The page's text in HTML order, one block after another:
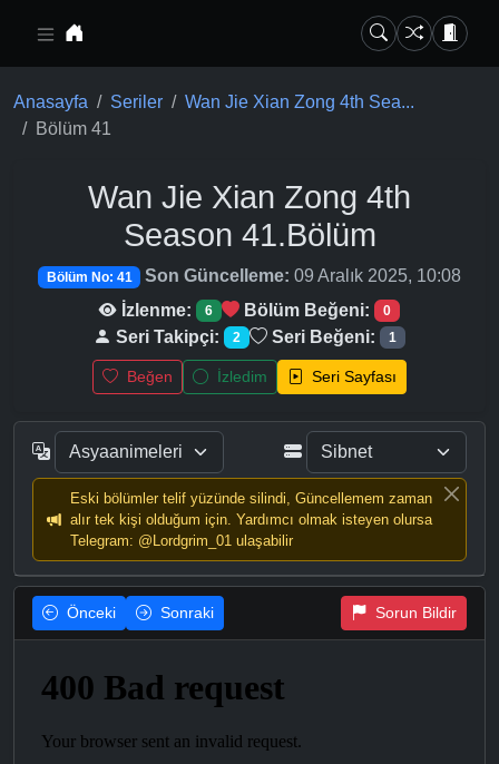
Anasayfa Seriler
Wan Jie Xian Zong 4th Sea...
Bölüm 41
Wan Jie Xian Zong 4th
Season 41.Bölüm
Bölüm No: 41 Son Güncelleme: 09 Aralık 2025, 10:08
İzlenme:
6 Bölüm Beğeni: 0
Seri Takipçi: 2 Seri Beğeni: 1
Beğen İzledim Seri Sayfası
Eski bölümler telif yüzünde silindi, Güncellemem zaman
alır tek kişi olduğum için. Yardımcı olmak isteyen olursa
Telegram: @Lordgrim_01 ulaşabilir
Önceki Sonraki Sorun Bildir